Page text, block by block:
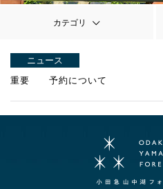
カテゴリ
ニュース
重要 予約について